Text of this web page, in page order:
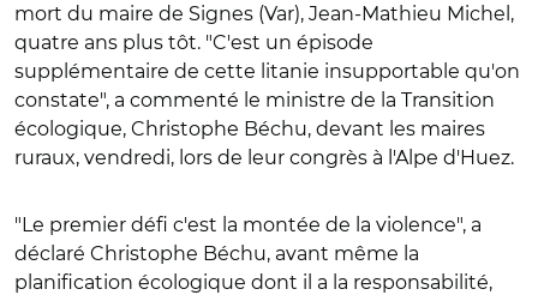
mort du maire de Signes (Var), Jean-Mathieu Michel ,
quatre ans plus tôt. "C'est un épisode
supplémentaire de cette litanie insupportable qu'on
constate", a commenté le ministre de la Transition
écologique, Christophe Béchu, devant les maires
ruraux, vendredi, lors de leur congrès à l'Alpe d'Huez.
"Le premier défi c'est la montée de la violence", a
déclaré Christophe Béchu, avant même la
planification écologique dont il a la responsabilité,